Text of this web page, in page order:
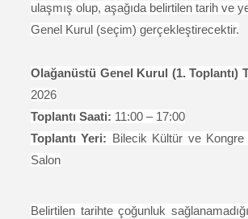
ulaşmış olup, aşağıda belirtilen tarih ve
Genel Kurul (seçim) gerçekleştirecektir.
Olağanüstü Genel Kurul (1. Toplantı)
2026
Toplantı Saati: 11:00 – 17:00
Toplantı Yeri: Bilecik Kültür ve
Salon
Belirtilen tarihte çoğunluk